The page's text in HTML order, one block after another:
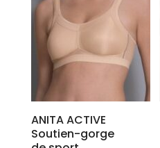
choisies
page
produit
ANITA ACTIVE
Soutien-gorge